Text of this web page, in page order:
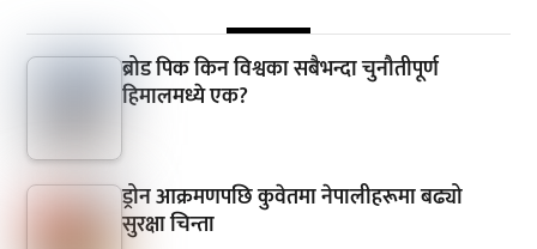
ब्रोड पिक किन विश्वका सबैभन्दा चुनौतीपूर्ण
हिमालमध्ये एक?
ड्रोन आक्रमणपछि कुवेतमा नेपालीहरूमा बढ्यो
सुरक्षा चिन्ता